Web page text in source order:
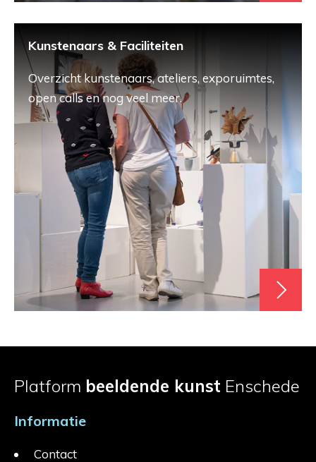
Kunstenaars & Faciliteiten
Overzicht kunstenaars, ateliers, exporuimtes,
open calls en nog veel meer.
Platform beeldende kunst Enschede
Informatie
Contact